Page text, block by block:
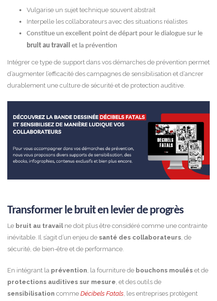
Vulgarise un sujet technique souvent abstrait
Interpelle les collaborateurs avec des situations réalistes
Constitue un excellent point de départ pour le dialogue sur le
bruit au travail et la prévention
Intégrer ce type de support dans vos démarches de prévention permet
d’augmenter l’efficacité des campagnes de sensibilisation et d’ancrer
durablement une culture de sécurité et de protection auditive.
Transformer le bruit en levier de progrès
Le bruit au travailne doit plus être considéré comme une contrainte
inévitable. Il s’agit d’un enjeu de santé des collaborateurs, de
sécurité, de bien-être et de performance.
En intégrant la prévention, la fourniture de bouchons moulés et de
protections auditives sur mesure, et des outils de
sensibilisation comme Décibels Fatals, les entreprises protègent